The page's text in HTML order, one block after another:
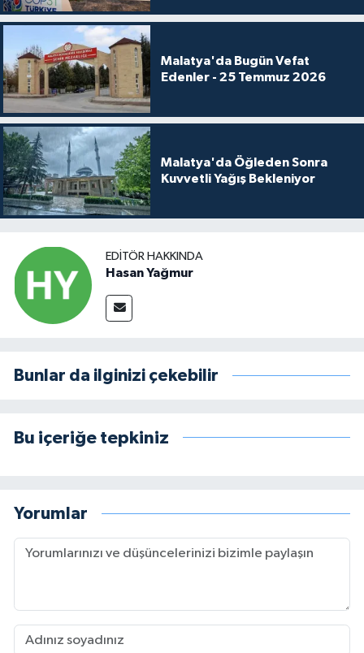
Malatya'da Bugün Vefat
Edenler - 25 Temmuz 2026
Malatya'da Öğleden Sonra
Kuvvetli Yağış Bekleniyor
EDITÖR HAKKINDA
Hasan Yağmur
Bunlar da ilginizi çekebilir
Bu içeriğe tepkiniz
Yorumlar